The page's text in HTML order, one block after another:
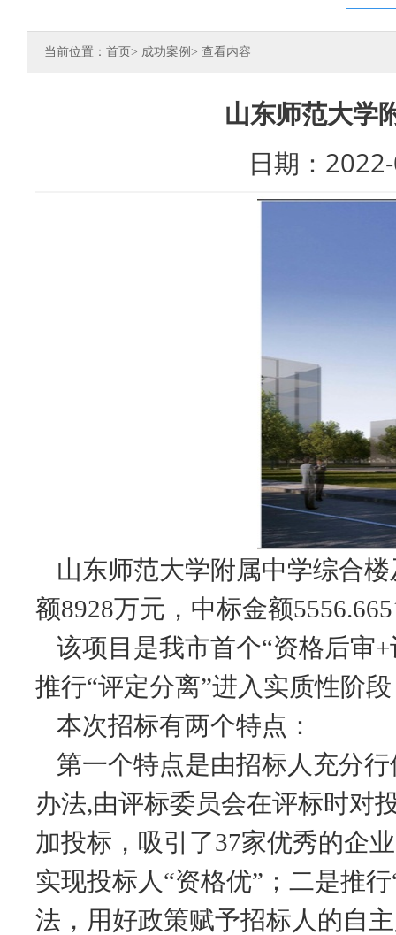
当前位置：首页 > 成功案例 > 查看内容
山东师范大学
日期：
山东师范大学附属中学综合
额8928万元，中标金额
该项目是我市首个“资格后审
推行“评定分离”进入实质性阶
本次招标有两个特点：
第一个特点是由招标人充分
办法,由评标委员会在评标时对
加投标，吸引了37家优秀的企
实现投标人“资格优”；二是推
法，用好政策赋予招标人的自